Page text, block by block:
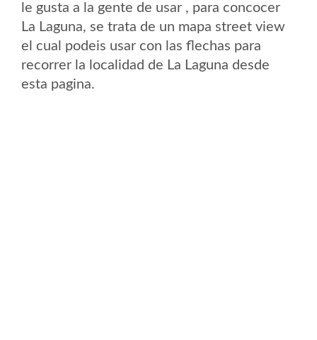
le gusta a la gente de usar , para concocer
La Laguna, se trata de un mapa street view
el cual podeis usar con las flechas para
recorrer la localidad de La Laguna desde
esta pagina.